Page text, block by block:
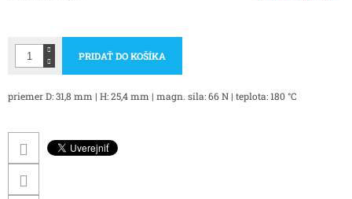
PRIDAŤ DO KOŠÍKA
priemer D: 31,8 mm | H: 25,4 mm | magn. sila: 66 N | teplota: 180 °C